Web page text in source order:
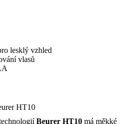
lesklý vzhled
vlasů
HT10
Beurer HT10 má měkké